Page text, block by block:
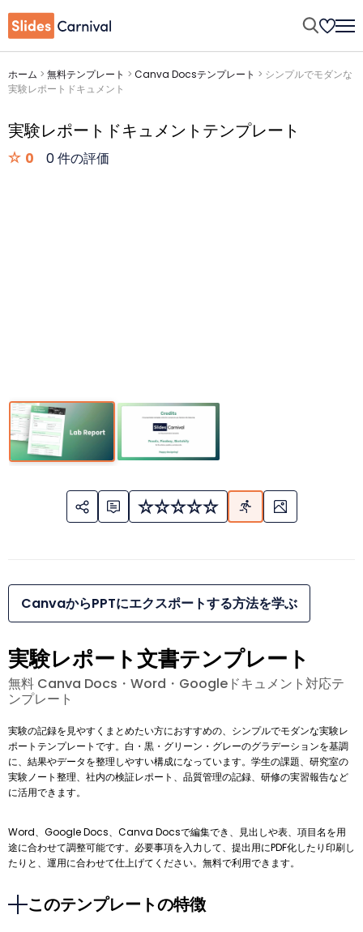
ホーム > 無料テンプレート > Canva Docsテンプレート > シンプルでモダンな
実験レポートドキュメント
実験レポートドキュメントテンプレート
0 0 件の評価
CanvaからPPTにエクスポートする方法を学ぶ
実験レポート文書テンプレート
無料 Canva Docs・Word・Googleドキュメント対応テ
ンプレート
実験の記録を見やすくまとめたい方におすすめの、シンプルでモダンな実験レ
ポートテンプレートです。白・黒・グリーン・グレーのグラデーションを基調
に、結果やデータを整理しやすい構成になっています。学生の課題、研究室の
実験ノート整理、社内の検証レポート、品質管理の記録、研修の実習報告など
に活用できます。
Word、Google Docs、Canva Docsで編集でき、見出しや表、項目名を用
途に合わせて調整可能です。必要事項を入力して、提出用にPDF化したり印刷し
たりと、運用に合わせて仕上げてください。無料で利用できます。
このテンプレートの特徴